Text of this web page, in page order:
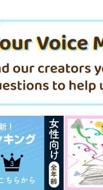
恋い恋い妖譚
1,100円（税込）
ミスラ×真木晶♀
サンプル 作品詳細